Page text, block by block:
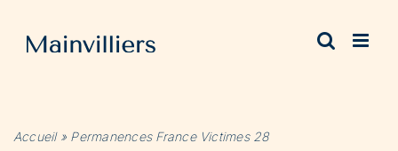
contenu
Accueil» Permanences France Victimes 28